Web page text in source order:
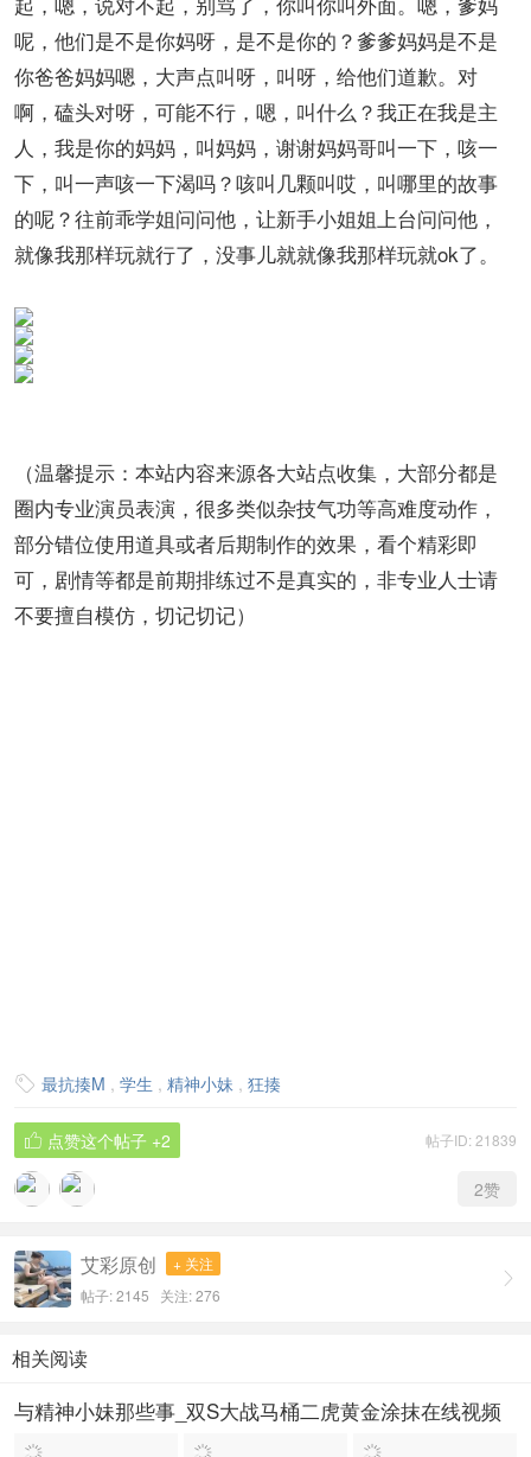
呢，他们是不是你妈呀，是不是你的？爹爹妈妈是不是
你爸爸妈妈嗯，大声点叫呀，叫呀，给他们道歉。对
啊，磕头对呀，可能不行，嗯，叫什么？我正在我是主
人，我是你的妈妈，叫妈妈，谢谢妈妈哥叫一下，咳一
下，叫一声咳一下渴吗？咳叫几颗叫哎，叫哪里的故事
的呢？往前乖学姐问问他，让新手小姐姐上台问问他，
就像我那样玩就行了，没事儿就就像我那样玩就ok了。
（温馨提示：本站内容来源各大站点收集，大部分都是
圈内专业演员表演，很多类似杂技气功等高难度动作，
部分错位使用道具或者后期制作的效果，看个精彩即
可，剧情等都是前期排练过不是真实的，非专业人士请
不要擅自模仿，切记切记）
 最抗揍M , 学生 , 精神小妹 , 狂揍
帖子ID: 21839
 点赞这个帖子 +2
2赞

艾彩原创
+ 关注
帖子: 2145 关注:276
相关阅读
与精神小妹那些事_双S大战马桶二虎黄金涂抹在线视频